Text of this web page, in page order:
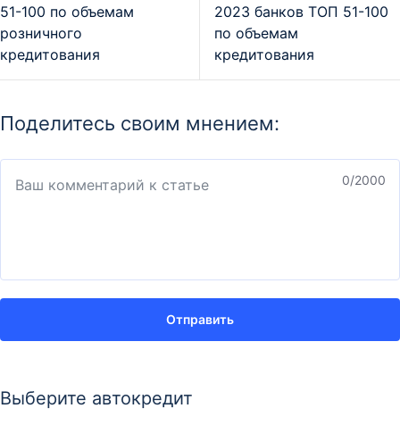
51-100 по объемам
розничного
кредитования
2023 банков ТОП 51-100
по объемам
кредитования
Поделитесь своим мнением:
0/2000
Отправить
Выберите автокредит